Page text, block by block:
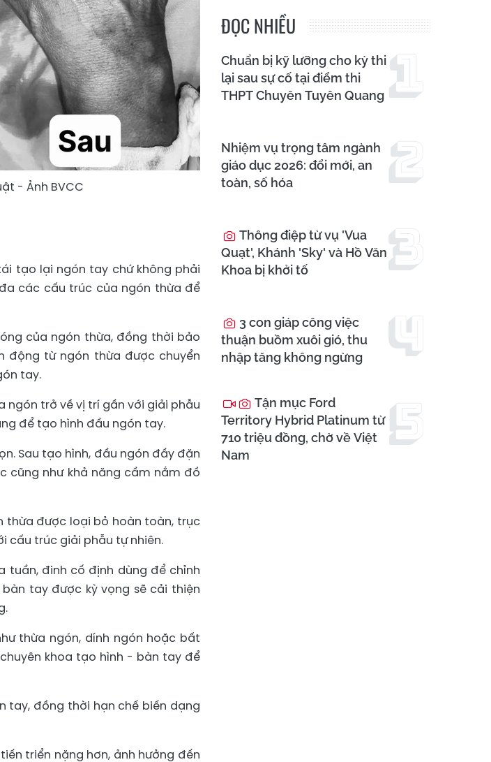
- Ảnh BVCC
tạo lại ngón tay chứ không phải
các cấu trúc của ngón thừa để
của ngón thừa, đồng thời bảo
động từ ngón thừa được chuyển
tay.
ngón trở về vị trí gần với giải phẫu
để tạo hình đầu ngón tay.
Sau tạo hình, đầu ngón đầy đặn
cũng như khả năng cầm nắm đồ
thừa được loại bỏ hoàn toàn, trục
cấu trúc giải phẫu tự nhiên.
tuần, đinh cố định dùng để chỉnh
tay được kỳ vọng sẽ cải thiện
thừa ngón, dính ngón hoặc bất
khoa tạo hình - bàn tay để
tay, đồng thời hạn chế biến dạng
triển nặng hơn, ảnh hưởng đến
ĐỌC NHIỀU
Chuẩn bị kỹ lưỡng cho kỳ thi
lại sau sự cố tại điểm thi
THPT Chuyên Tuyên Quang
Nhiệm vụ trọng tâm ngành
giáo dục 2026: đổi mới, an
toàn, số hóa
Thông điệp từ vụ 'Vua
Quạt', Khánh 'Sky' và Hồ Văn
Khoa bị khởi tố
3 con giáp công việc
thuận buồm xuôi gió, thu
nhập tăng không ngừng
Tận mục Ford
Territory Hybrid Platinum từ
710 triệu đồng, chờ về Việt
Nam